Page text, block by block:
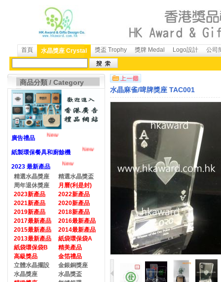
首頁 水晶獎座 Crystal 獎盃 Trophy 獎牌 Medal Logo設計 公司
商品分類 / Category
廣告禮品 New
紙製環保餐具和廚餘機 New
2023 最新產品
New
精選水晶獎座
精選水晶獎盃
周年退休獎座
月曆(利是封)
2023新產品
2022新產品
2021新產品
2020新產品
2019新產品
2018新產品
2017最新產品
2016最新產品
2015最新產品
2014最新產品
2013最新產品
紙袋環保袋A
紙袋環保袋B
精美產品
高級獎品
金箔禮品
立體水晶擺設
金銀銅獎座
水晶獎座
水晶獎盃
水晶麻雀/啤牌獎座 TAC001